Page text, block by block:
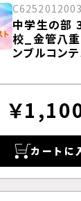
C6252012003
中学生の部
校_金管八
ンブルコン
￥
カートに